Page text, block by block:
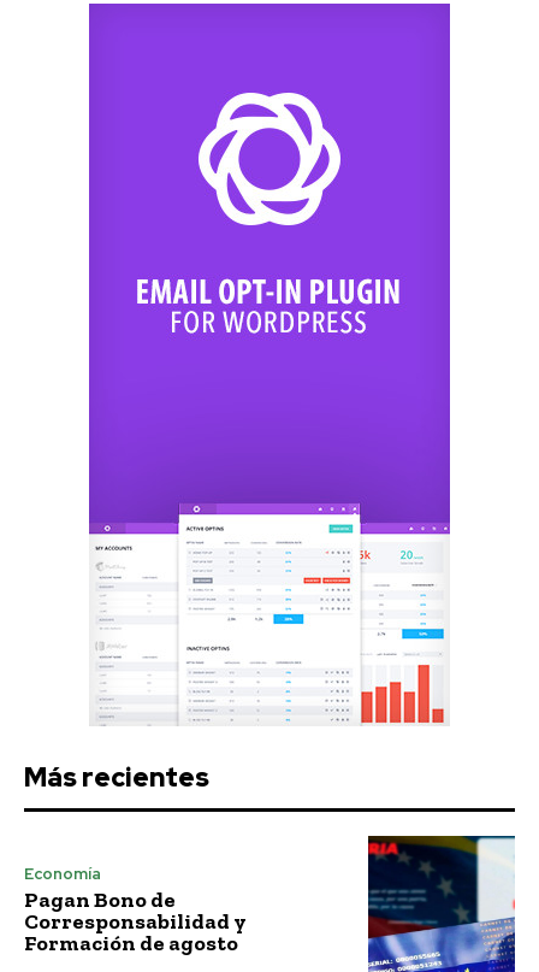
Más recientes
Economía
Pagan Bono de
Corresponsabilidad y
Formación de agosto